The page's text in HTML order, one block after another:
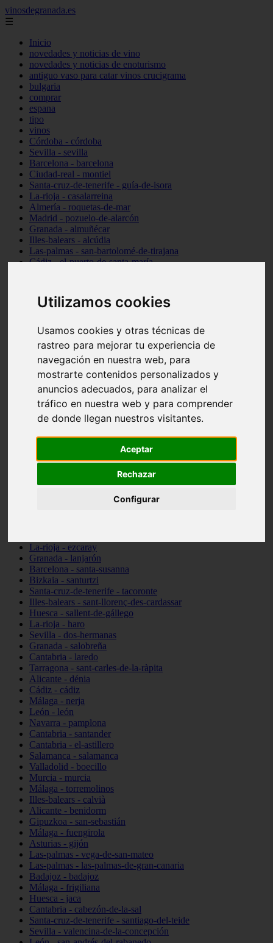
Utilizamos cookies
Usamos cookies y otras técnicas de
rastreo para mejorar tu experiencia de
navegación en nuestra web, para
mostrarte contenidos personalizados y
anuncios adecuados, para analizar el
tráfico en nuestra web y para comprender
de donde llegan nuestros visitantes.
Aceptar
Rechazar
Configurar
vinosdegranada.es
☰
Inicio
novedades y noticias de vino
novedades y noticias de enoturismo
antiguo vaso para catar vinos crucigrama
bulgaria
comprar
espana
tipo
vinos
Córdoba - córdoba
Sevilla - sevilla
Barcelona - barcelona
Ciudad-real - montiel
Santa-cruz-de-tenerife - guía-de-isora
La-rioja - casalarreina
Almería - roquetas-de-mar
Madrid - pozuelo-de-alarcón
Granada - almuñécar
Illes-balears - alcúdia
Las-palmas - san-bartolomé-de-tirajana
Cádiz - el-puerto-de-santa-maría
Santa-cruz-de-tenerife - los-llanos-de-aridane
Cantabria - suances
Granada - monachil
Huesca - isábena
Huesca - alquézar
Huesca - castejón-de-sos
Sevilla - marinaleda
Córdoba - almedinilla
Navarra - zangoza
Cantabria - arenas-de-iguña
Barcelona - la-pobla-de-lillet
Las-palmas - yaiza
Valladolid - fuensaldaña
La-rioja - ezcaray
Granada - lanjarón
Barcelona - santa-susanna
Bizkaia - santurtzi
Santa-cruz-de-tenerife - tacoronte
Illes-balears - sant-llorenç-des-cardassar
Huesca - sallent-de-gállego
La-rioja - haro
Sevilla - dos-hermanas
Granada - salobreña
Cantabria - laredo
Tarragona - sant-carles-de-la-ràpita
Alicante - dénia
Cádiz - cádiz
Málaga - nerja
León - león
Navarra - pamplona
Cantabria - santander
Cantabria - el-astillero
Salamanca - salamanca
Valladolid - boecillo
Murcia - murcia
Málaga - torremolinos
Illes-balears - calvià
Alicante - benidorm
Gipuzkoa - san-sebastián
Málaga - fuengirola
Asturias - gijón
Las-palmas - vega-de-san-mateo
Las-palmas - las-palmas-de-gran-canaria
Badajoz - badajoz
Málaga - frigiliana
Huesca - jaca
Cantabria - cabezón-de-la-sal
Santa-cruz-de-tenerife - santiago-del-teide
Sevilla - valencina-de-la-concepción